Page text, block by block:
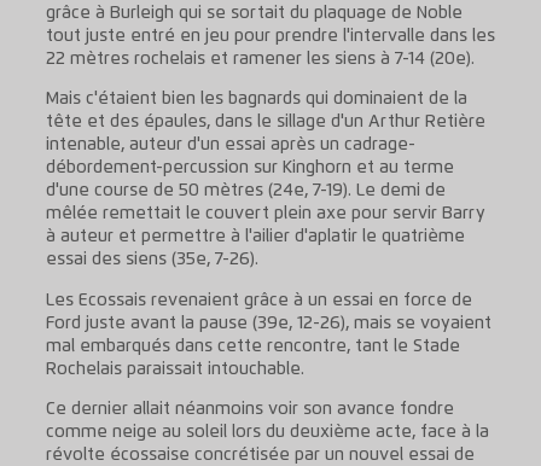
grâce à Burleigh qui se sortait du plaquage de Noble
tout juste entré en jeu pour prendre l'intervalle dans les
22 mètres rochelais et ramener les siens à 7-14 (20e).
Mais c'étaient bien les bagnards qui dominaient de la
tête et des épaules, dans le sillage d'un Arthur Retière
intenable, auteur d'un essai après un cadrage-
débordement-percussion sur Kinghorn et au terme
d'une course de 50 mètres (24e, 7-19). Le demi de
mêlée remettait le couvert plein axe pour servir Barry
à auteur et permettre à l'ailier d'aplatir le quatrième
essai des siens (35e, 7-26).
Les Ecossais revenaient grâce à un essai en force de
Ford juste avant la pause (39e, 12-26), mais se voyaient
mal embarqués dans cette rencontre, tant le Stade
Rochelais paraissait intouchable.
Ce dernier allait néanmoins voir son avance fondre
comme neige au soleil lors du deuxième acte, face à la
révolte écossaise concrétisée par un nouvel essai de